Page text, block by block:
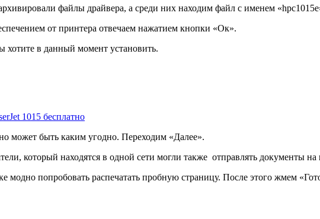
файлы драйвера, а среди них находим файл с именем
от принтера отвечаем нажатием кнопки «Ок».
хотите в данный момент установить.
1015 бесплатно
может быть каким угодно. Переходим «Далее».
который находятся в одной сети могли также отправлять документы на
модно попробовать распечатать пробную страницу. После этого жмем